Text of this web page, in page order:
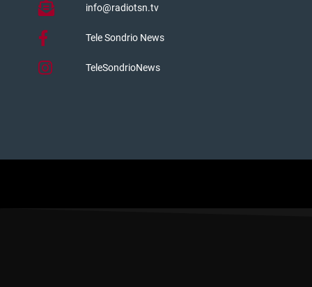
info@radiotsn.tv
Tele Sondrio News
TeleSondrioNews